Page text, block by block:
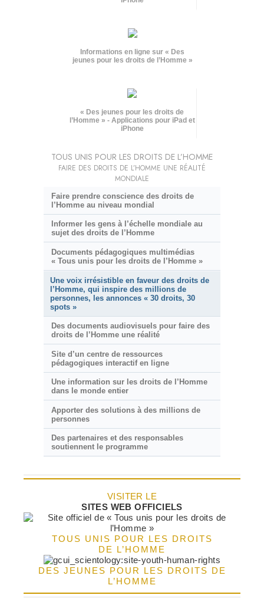
Informations en ligne sur « Des
jeunes pour les droits de l’Homme »
« Des jeunes pour les droits de
l’Homme » - Applications pour iPad et
iPhone
TOUS UNIS POUR LES DROITS DE L’HOMME
FAIRE DES DROITS DE L’HOMME UNE RÉALITÉ
MONDIALE
Faire prendre conscience des droits de
l’Homme au niveau mondial
Informer les gens à l’échelle mondiale au
sujet des droits de l’Homme
Documents pédagogiques multimédias
« Tous unis pour les droits de l’Homme »
Une voix irrésistible en faveur des droits de
l’Homme, qui inspire des millions de
personnes, les annonces « 30 droits, 30
spots »
Des documents audiovisuels pour faire des
droits de l’Homme une réalité
Site d’un centre de ressources
pédagogiques interactif en ligne
Une information sur les droits de l’Homme
dans le monde entier
Apporter des solutions à des millions de
personnes
Des partenaires et des responsables
soutiennent le programme
VISITER LE
SITES WEB OFFICIELS
TOUS UNIS POUR LES DROITS
DE L’HOMME
DES JEUNES POUR LES DROITS DE
L’HOMME